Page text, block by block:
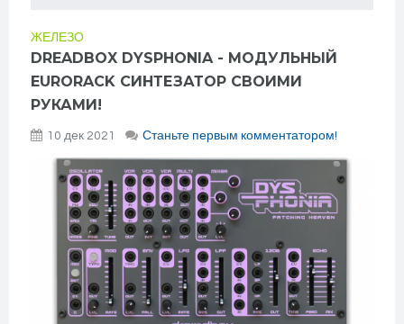
ЖЕЛЕЗО
DREADBOX DYSPHONIA - МОДУЛЬНЫЙ
EURORACK СИНТЕЗАТОР СВОИМИ
РУКАМИ!
10 дек 2021 Станьте первым комментатором!